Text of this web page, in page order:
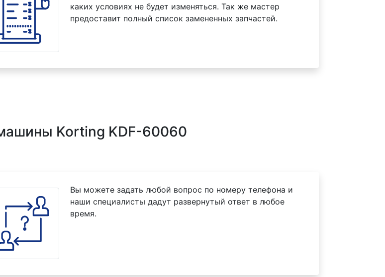
каких условиях не будет изменяться. Так же мастер
предоставит полный список замененных запчастей.
Korting KDF-60060
Вы можете задать любой вопрос по номеру телефона и
наши специалисты дадут развернутый ответ в любое
время.